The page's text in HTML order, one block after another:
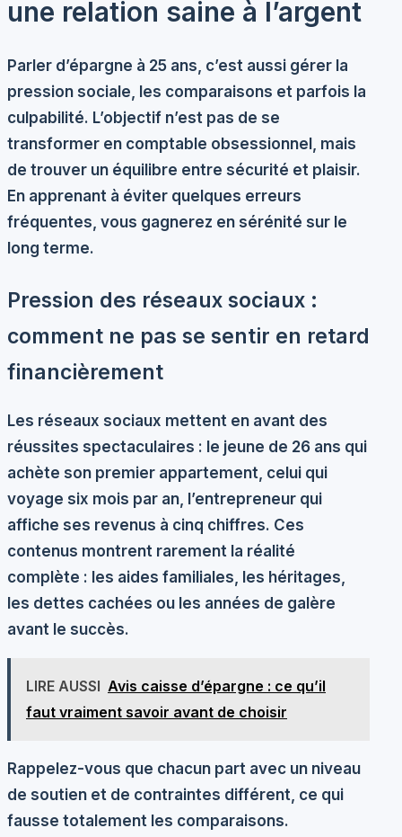
une relation saine à l’argent
Parler d’épargne à 25 ans, c’est aussi gérer la
pression sociale, les comparaisons et parfois la
culpabilité. L’objectif n’est pas de se
transformer en comptable obsessionnel, mais
de trouver un équilibre entre sécurité et plaisir.
En apprenant à éviter quelques erreurs
fréquentes, vous gagnerez en sérénité sur le
long terme.
Pression des réseaux sociaux :
comment ne pas se sentir en retard
financièrement
Les réseaux sociaux mettent en avant des
réussites spectaculaires : le jeune de 26 ans qui
achète son premier appartement, celui qui
voyage six mois par an, l’entrepreneur qui
affiche ses revenus à cinq chiffres. Ces
contenus montrent rarement la réalité
complète : les aides familiales, les héritages,
les dettes cachées ou les années de galère
avant le succès.
LIRE AUSSI Avis caisse d’épargne : ce qu’il
faut vraiment savoir avant de choisir
Rappelez-vous que chacun part avec un niveau
de soutien et de contraintes différent, ce qui
fausse totalement les comparaisons.